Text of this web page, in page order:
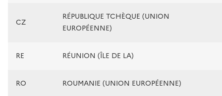
CZ
RÉPUBLIQUE TCHÈQUE (UNION
EUROPÉENNE)
RE RÉUNION (ÎLE DE LA)
RO ROUMANIE (UNION EUROPÉENNE)